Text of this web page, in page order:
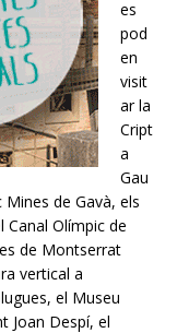
es
pod
en
visit
ar la
Cript
a
Gau
de Gavà, els
Canal Olímpic de
de Montserrat
vertical a
el Museu
Joan Despí, el